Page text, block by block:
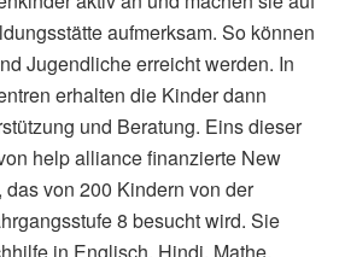
aufmerksam. So können
Jugendliche erreicht werden. In
erhalten die Kinder dann
und Beratung. Eins dieser
help alliance finanzierte New
von 200 Kindern von der
8 besucht wird. Sie